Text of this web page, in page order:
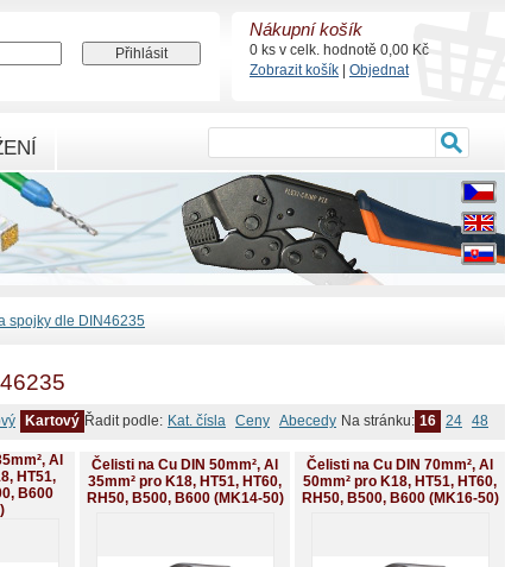
Na stránku: 16 24 48
Řadit podle: Kat. čísla Ceny Abecedy
Kartový
Al
HT51,
B600
Čelisti na Cu DIN 50mm², Al
35mm² pro K18, HT51, HT60,
RH50, B500, B600 (MK14-50)
Čelisti na Cu DIN 70mm², Al
50mm² pro K18, HT51, HT60,
RH50, B500, B600 (MK16-50)
spojky dle DIN46235
Nákupní košík
0 ks v celk. hodnotě 0,00 Kč
Zobrazit košík
Objednat